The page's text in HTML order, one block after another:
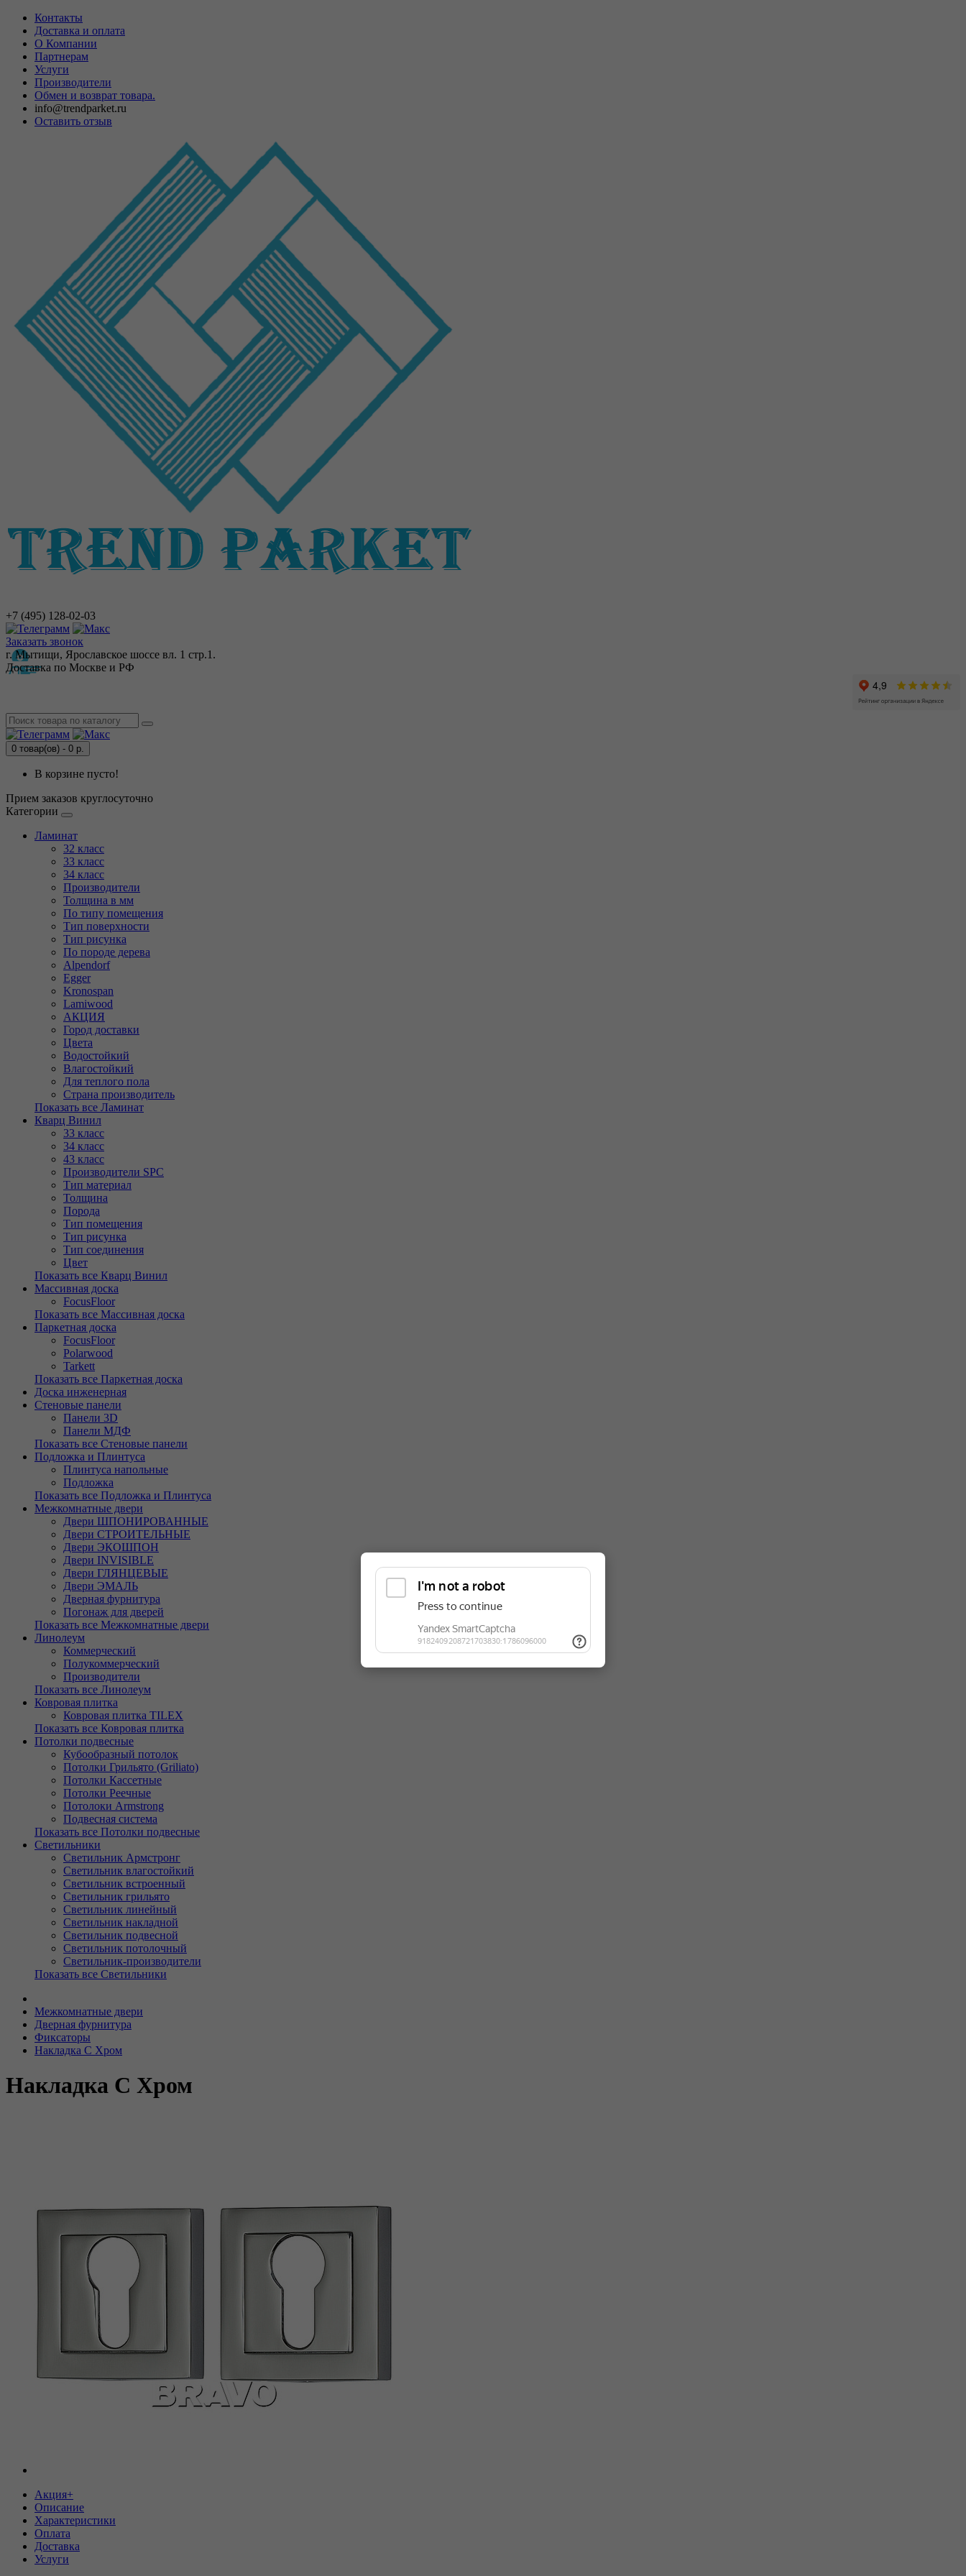
Контакты
Доставка и оплата
О Компании
Партнерам
Услуги
Производители
Обмен и возврат товара.
info@trendparket.ru
Оставить отзыв
+7 (495) 128-02-03
Заказать звонок
г. Мытищи, Ярославское шоссе вл. 1 стр.1.
Доставка по Москве и РФ
0 товар(ов) - 0 р.
В корзине пусто!
Прием заказов круглосуточно
Категории
Ламинат
32 класс
33 класс
34 класс
Производители
Толщина в мм
По типу помещения
Тип поверхности
Тип рисунка
По породе дерева
Alpendorf
Egger
Kronospan
Lamiwood
АКЦИЯ
Город доставки
Цвета
Водостойкий
Влагостойкий
Для теплого пола
Страна производитель
Показать все Ламинат
Кварц Винил
33 класс
34 класс
43 класс
Производители SPC
Тип материал
Толщина
Порода
Тип помещения
Тип рисунка
Тип соединения
Цвет
Показать все Кварц Винил
Массивная доска
FocusFloor
Показать все Массивная доска
Паркетная доска
FocusFloor
Polarwood
Tarkett
Показать все Паркетная доска
Доска инженерная
Стеновые панели
Панели 3D
Панели МДФ
Показать все Стеновые панели
Подложка и Плинтуса
Плинтуса напольные
Подложка
Показать все Подложка и Плинтуса
Межкомнатные двери
Двери ШПОНИРОВАННЫЕ
Двери СТРОИТЕЛЬНЫЕ
Двери ЭКОШПОН
Двери INVISIBLE
Двери ГЛЯНЦЕВЫЕ
Двери ЭМАЛЬ
Дверная фурнитура
Погонаж для дверей
Показать все Межкомнатные двери
Линолеум
Коммерческий
Полукоммерческий
Производители
Показать все Линолеум
Ковровая плитка
Ковровая плитка TILEX
Показать все Ковровая плитка
Потолки подвесные
Кубообразный потолок
Потолки Грильято (Griliato)
Потолки Кассетные
Потолки Реечные
Потолоки Armstrong
Подвесная система
Показать все Потолки подвесные
Светильники
Светильник Армстронг
Светильник влагостойкий
Светильник встроенный
Светильник грильято
Светильник линейный
Светильник накладной
Светильник подвесной
Светильник потолочный
Светильник-производители
Показать все Светильники
Межкомнатные двери
Дверная фурнитура
Фиксаторы
Накладка C Хром
Накладка C Хром
Акция+
Описание
Характеристики
Оплата
Доставка
Услуги